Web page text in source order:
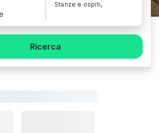
Stanze e ospiti,
Ricerca